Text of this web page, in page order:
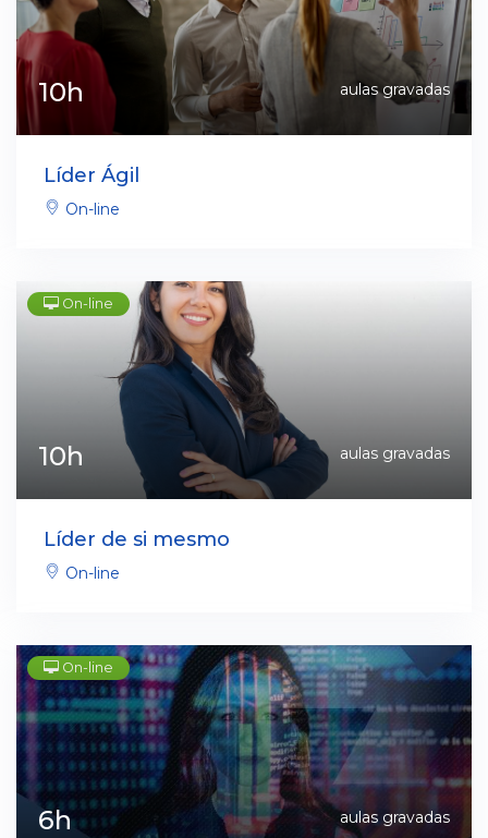
10h aulas gravadas
Líder Ágil
On-line
On-line
10h aulas gravadas
Líder de si mesmo
On-line
On-line
6h aulas gravadas